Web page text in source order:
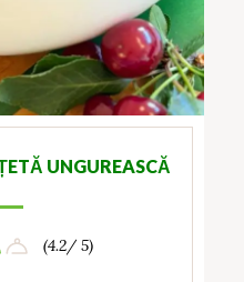
UNGUREASCĂ
(4.2/ 5)